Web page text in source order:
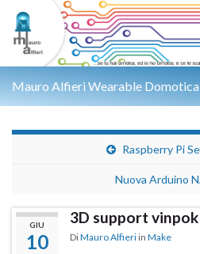
Mauro Alfieri Wearable
Raspberry Pi
Nuova Arduino
GIU
10
3D support vinpok
DiMauro Alfieri in Make